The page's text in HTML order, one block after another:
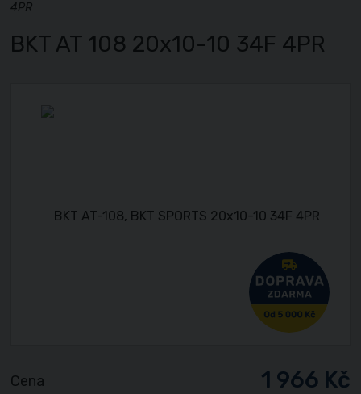
4PR
BKT AT 108 20x10-10 34F 4PR
Cena 1 966 Kč